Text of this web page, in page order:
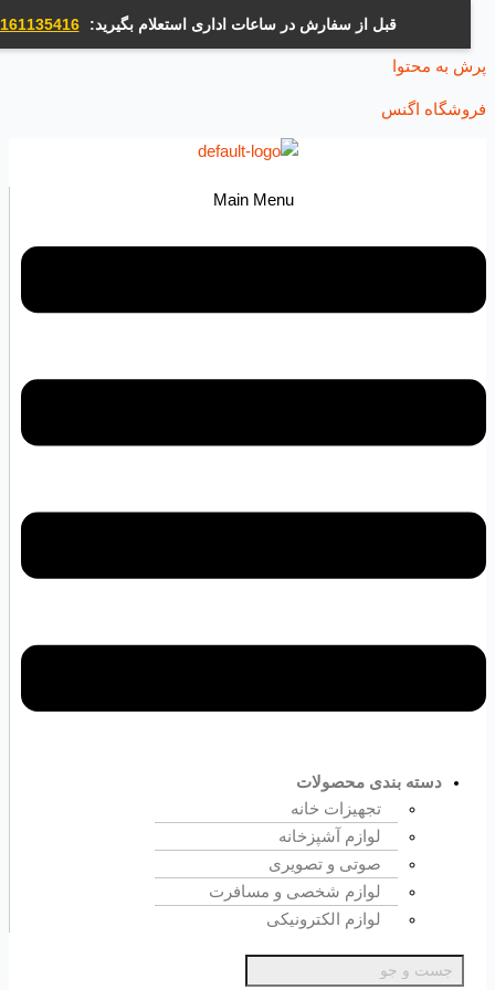
قبل از سفارش در ساعات اداری استعلام بگیرید: 09161135416
محتوا
اگنس
Main Menu
دسته بندی محصولات
تجهیزات خانه
لوازم آشپزخانه
صوتی و تصویری
لوازم شخصی و مسافرت
لوازم الکترونیکی